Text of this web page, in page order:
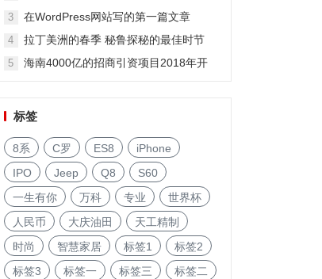
3 在WordPress网站写的第一篇文章
4 拉丁美洲的春季 秘鲁探秘的最佳时节
5
海南4000亿的招商引资项目2018年开
标签
8系 C罗 ES8
iPhone
IPO
Jeep Q8
S60
一生有你
万科 专业
世界杯
人民币
大庆油田
天工精制
时尚
智慧家居 标签1
标签2
标签3
标签一 标签三
标签二